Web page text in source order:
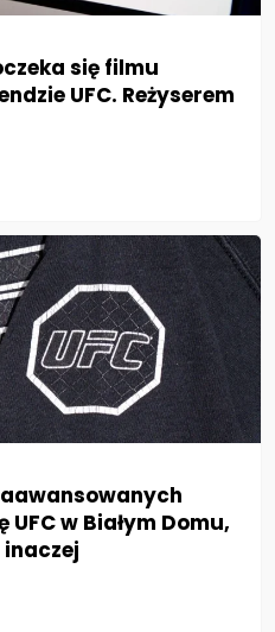
się filmu
UFC. Reżyserem
w Białym Domu,